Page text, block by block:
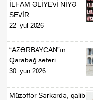
İLHAM ƏLİYEVİ NİYƏ
SEVİR
22 İyul 2026
“AZƏRBAYCAN”ın
Qarabağ səfəri
30 İyun 2026
Müzəffər Sərkərdə, qalib